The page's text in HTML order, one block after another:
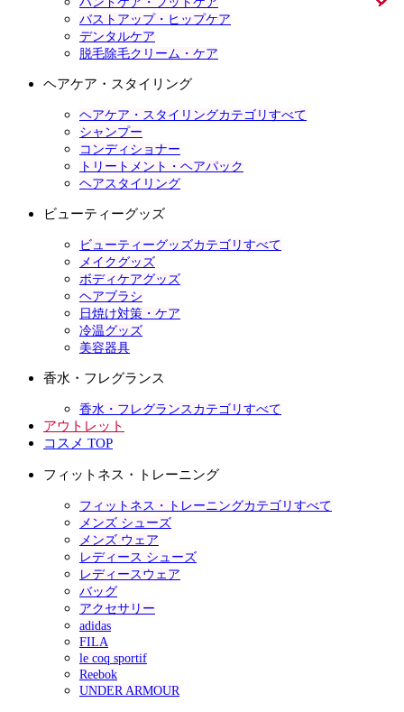
バストアップ・ヒップケア
デンタルケア
脱毛除毛クリーム・ケア
ヘアケア・スタイリング
ヘアケア・スタイリングカテゴリすべて
シャンプー
コンディショナー
トリートメント・ヘアパック
ヘアスタイリング
ビューティーグッズ
ビューティーグッズカテゴリすべて
メイクグッズ
ボディケアグッズ
ヘアブラシ
日焼け対策・ケア
冷温グッズ
美容器具
香水・フレグランス
香水・フレグランスカテゴリすべて
アウトレット
コスメ TOP
フィットネス・トレーニング
フィットネス・トレーニングカテゴリすべて
メンズ シューズ
メンズ ウェア
レディース シューズ
レディースウェア
バッグ
アクセサリー
adidas
FILA
le coq sportif
Reebok
UNDER ARMOUR